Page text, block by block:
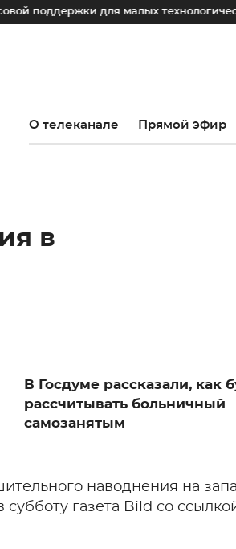
для малых технологических
О телеканале Прямой эфир
в
В Госдуме рассказали, как
рассчитывать больничный
самозанятым
наводнения на
газета Bild со